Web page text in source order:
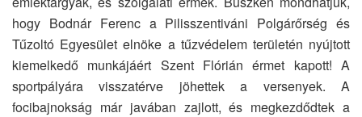
hogy Bodnár Ferenc a Pilisszentiváni Polgárőrség és
Tűzoltó Egyesület elnöke a tűzvédelem területén nyújtott
kiemelkedő munkájáért Szent Flórián érmet kapott! A
sportpályára visszatérve jöhettek a versenyek. A
focibajnokság már javában zajlott, és megkezdődtek a